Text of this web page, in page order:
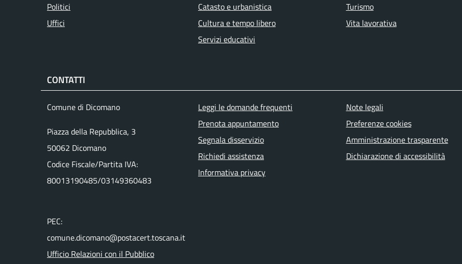
Politici
Uffici
Catasto e urbanistica
Cultura e tempo libero
Servizi educativi
Turismo
Vita lavorativa
CONTATTI
Comune di Dicomano
Piazza della Repubblica, 3
50062 Dicomano
Codice Fiscale/Partita IVA:
80013190485/03149360483
PEC:
comune.dicomano@postacert.toscana.it
Ufficio Relazioni con il Pubblico
Menu piè di pagina
Leggi le domande frequenti
Prenota appuntamento
Segnala disservizio
Richiedi assistenza
Informativa privacy
Note legali
Preferenze cookies
Amministrazione trasparente
Dichiarazione di accessibilità